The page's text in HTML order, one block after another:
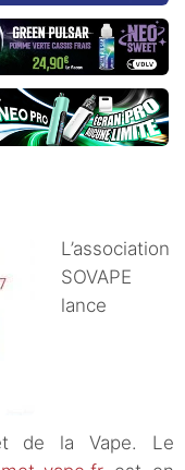
L’association
SOVAPE
lance
de la Vape. Le